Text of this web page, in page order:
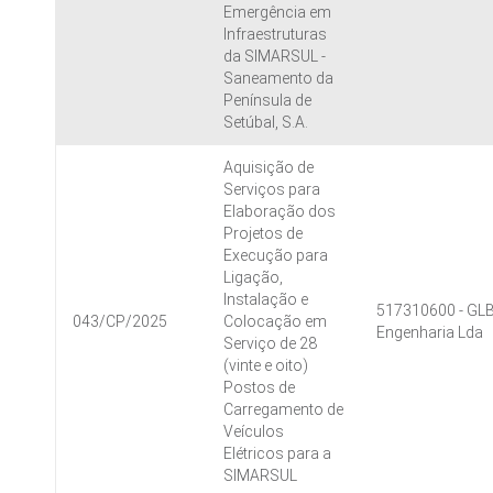
Emergência em
Infraestruturas
da SIMARSUL -
Saneamento da
Península de
Setúbal, S.A.
043/CP/2025
Aquisição de
Serviços para
Elaboração dos
Projetos de
Execução para
Ligação,
Instalação e
Colocação em
Serviço de 28
(vinte e oito)
Postos de
Carregamento de
Veículos
Elétricos para a
SIMARSUL
517310600 -
Engenharia Lda